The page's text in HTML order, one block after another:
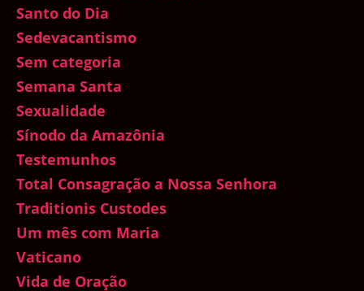
Santo do Dia
Sedevacantismo
Sem categoria
Semana Santa
Sexualidade
Sínodo da Amazônia
Testemunhos
Total Consagração a Nossa Senhora
Traditionis Custodes
Um mês com Maria
Vaticano
Vida de Oração